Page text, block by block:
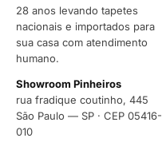
28 anos levando tapetes
nacionais e importados para
sua casa com atendimento
humano.
Showroom Pinheiros
rua fradique coutinho, 445
São Paulo — SP · CEP 05416-
010